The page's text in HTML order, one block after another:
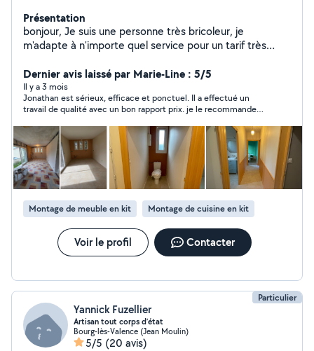
Présentation
bonjour, Je suis une personne très bricoleur, je
m'adapte à n'importe quel service pour un tarif très
Dernier avis laissé par Marie-Line : 5/5
Il y a 3 mois
Jonathan est sérieux, efficace et ponctuel. Il a effectué un
travail de qualité avec un bon rapport prix. je le recommande
Montage de meuble en kit Montage de cuisine en kit
Voir le profil Contacter
Particulier
Yannick Fuzellier
Artisan tout corps d’état
Bourg-lès-Valence (Jean Moulin)
5/5 (20 avis)